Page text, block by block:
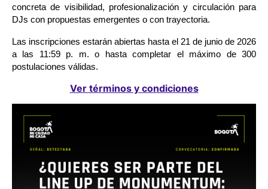
concreta de visibilidad, profesionalización y circulación para
DJs con propuestas emergentes o con trayectoria.
Las inscripciones estarán abiertas hasta el 21 de junio de 2026
a las 11:59 p. m. o hasta completar el máximo de 300
postulaciones válidas.
Ver términos y condiciones